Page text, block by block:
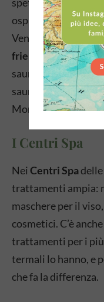
ospita
Vengono
friendlyper
sauna in modo
sauna la prendono
Mondi delle Saune
I Centri Spa
Nei Centri Spa
trattamenti ampia:
maschere per il
cosmetici. C’è
trattamenti per i
termali lo hanno, e
che fa la differenza.